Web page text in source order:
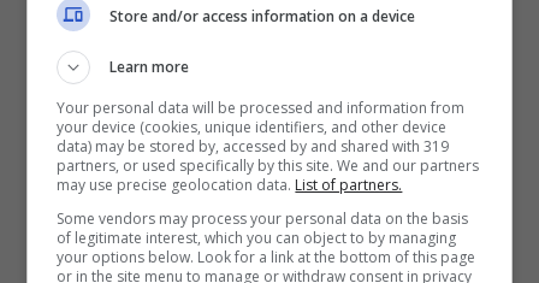
SNAI
Bonus Benvenuto Sport: fino a 1.000€
50% sul deposito fino a 50€
Store and/or access information on a device
Learn more
Your personal data will be processed and information from
your device (cookies, unique identifiers, and other device
data) may be stored by, accessed by and shared with 319
partners, or used specifically by this site. We and our partners
may use precise geolocation data. List of partners.
Some vendors may process your personal data on the basis
of legitimate interest, which you can object to by managing
your options below. Look for a link at the bottom of this page
or in the site menu to manage or withdraw consent in privacy